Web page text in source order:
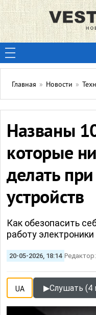
Главная » Новости »
Названы
которые
делать
устройств
Как обезопасить
работу электроники
20-05-2026, 18:14 Редактор:
UA ▶Слушать (4